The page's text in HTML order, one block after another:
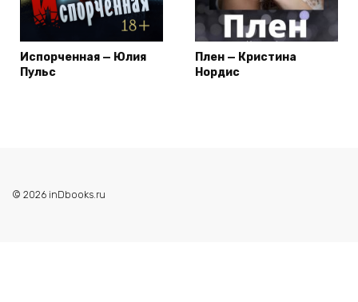
Испорченная — Юлия
Пульс
Плен — Кристина
Нордис
© 2026 inDbooks.ru